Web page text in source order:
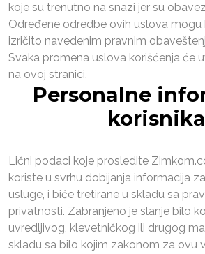
koje su trenutno na snazi jer su
Određene odredbe ovih uslova mogu
izričito navedenim pravnim
Svaka promena uslova korišćenja će
na ovoj stranici.
Personalne
korisnika
Lični podaci koje prosledite
koriste u svrhu dobijanja informacija
usluge, i biće tretirane u skladu sa
privatnosti. Zabranjeno je slanje bilo
uvredljivog, klevetničkog ili drugog
skladu sa bilo kojim zakonom za ovu